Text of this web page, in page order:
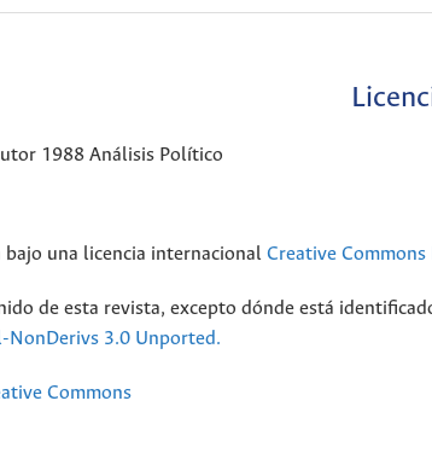
1988 Análisis Político
bajo una licencia internacional Creative
de esta revista, excepto dónde está
NonDerivs 3.0 Unported.